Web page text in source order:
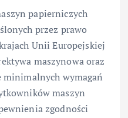
papierniczych
przez prawo
Unii Europejskiej
maszynowa oraz
minimalnych wymagań
maszyn
zgodności